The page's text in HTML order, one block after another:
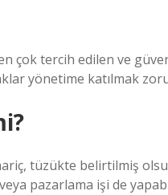
çok tercih edilen ve
yönetime katılmak
tüzükte belirtilmiş
pazarlama işi de